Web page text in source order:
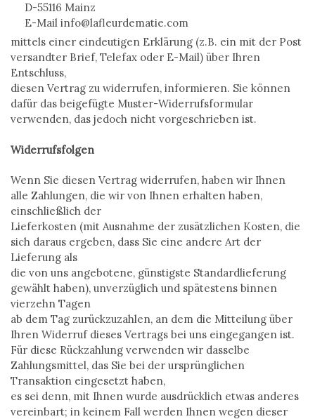
D-55116 Mainz
E-Mail info@lafleurdematie.com
mittels einer eindeutigen Erklärung (z.B. ein mit der Post
versandter Brief, Telefax oder E-Mail) über Ihren
Entschluss,
diesen Vertrag zu widerrufen, informieren. Sie können
dafür das beigefügte Muster-Widerrufsformular
verwenden, das jedoch nicht vorgeschrieben ist.
Widerrufsfolgen
Wenn Sie diesen Vertrag widerrufen, haben wir Ihnen
alle Zahlungen, die wir von Ihnen erhalten haben,
einschließlich der
Lieferkosten (mit Ausnahme der zusätzlichen Kosten, die
sich daraus ergeben, dass Sie eine andere Art der
Lieferung als
die von uns angebotene, günstigste Standardlieferung
gewählt haben), unverzüglich und spätestens binnen
vierzehn Tagen
ab dem Tag zurückzuzahlen, an dem die Mitteilung über
Ihren Widerruf dieses Vertrags bei uns eingegangen ist.
Für diese Rückzahlung verwenden wir dasselbe
Zahlungsmittel, das Sie bei der ursprünglichen
Transaktion eingesetzt haben,
es sei denn, mit Ihnen wurde ausdrücklich etwas anderes
vereinbart; in keinem Fall werden Ihnen wegen dieser